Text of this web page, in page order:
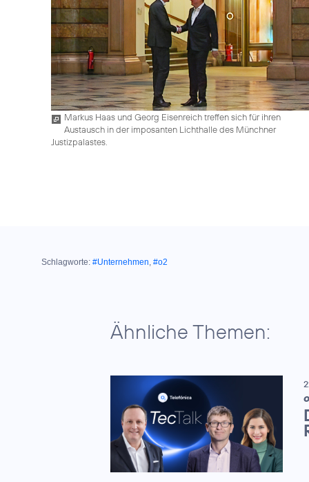
Markus Haas und Georg Eisenreich treffen sich für ihren
Austausch in der imposanten Lichthalle des Münchner
Justizpalastes.
Schlagworte: #Unternehmen #o2
Ähnliche Themen:
O